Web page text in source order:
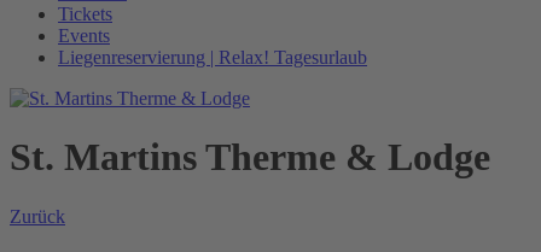
Tickets
Events
Liegenreservierung | Relax! Tagesurlaub
St. Martins Therme & Lodge
Zurück